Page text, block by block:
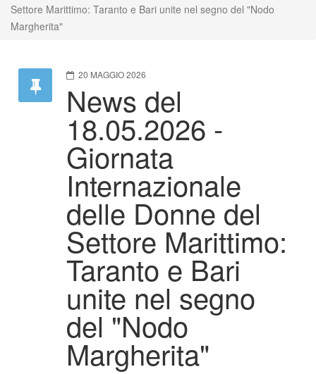
Settore Marittimo: Taranto e Bari unite nel segno del "Nodo
Margherita"
20 MAGGIO 2026
News del
18.05.2026 -
Giornata
Internazionale
delle Donne del
Settore Marittimo:
Taranto e Bari
unite nel segno
del "Nodo
Margherita"